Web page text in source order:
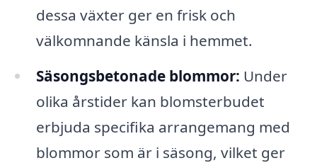
dessa växter ger en frisk och
välkomnande känsla i hemmet.
Säsongsbetonade blommor: Under
olika årstider kan blomsterbudet
erbjuda specifika arrangemang med
blommor som är i säsong, vilket ger